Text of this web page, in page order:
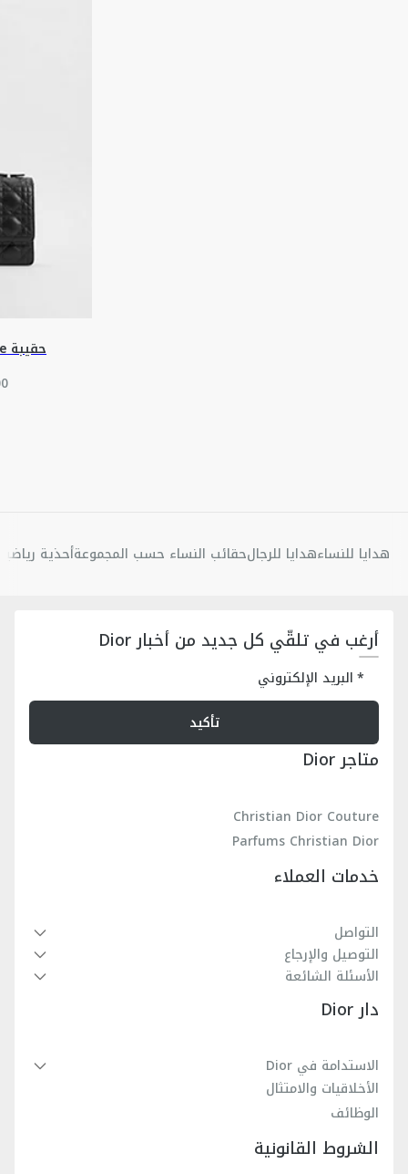
حقيبة My Dior Top Handle
‏17,000.00 ر.س.‏
هدايا للنساءهدايا للرجالحقائب النساء حسب المجموعةأحذية
أرغب في تلقّي كل جديد من أخبار Dior
البريد الإلكتروني
تأكيد
متاجر Dior
Christian Dior Couture
Parfums Christian Dior
خدمات العملاء
التواصل
التوصيل والإرجاع
الأسئلة الشائعة
دار Dior
الاستدامة في Dior
الأخلاقيات والامتثال
الوظائف
الشروط القانونية